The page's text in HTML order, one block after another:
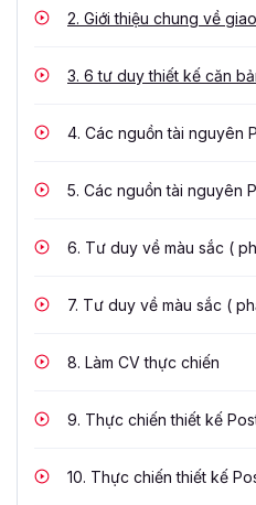
2. Giới thiệu chung về
3. 6 tư duy thiết kế căn
4. Các nguồn tài nguyên
5. Các nguồn tài nguyên
6. Tư duy về màu sắc (
7. Tư duy về màu sắc (
8. Làm CV thực chiến
9. Thực chiến thiết kế
10. Thực chiến thiết kế